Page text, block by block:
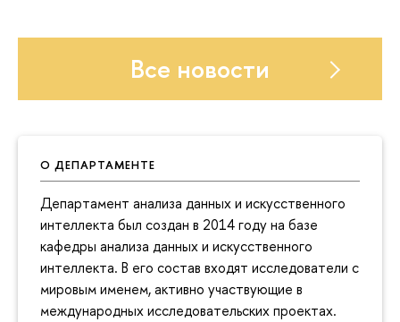
О ДЕПАРТАМЕНТЕ
Департамент анализа данных и искусственного
интеллекта был создан в 2014 году на базе
кафедры анализа данных и искусственного
интеллекта. В его состав входят исследователи с
мировым именем, активно участвующие в
международных исследовательских проектах.
Все новости